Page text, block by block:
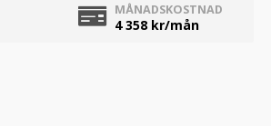
MÅNADSKOSTNAD
4 358kr/mån